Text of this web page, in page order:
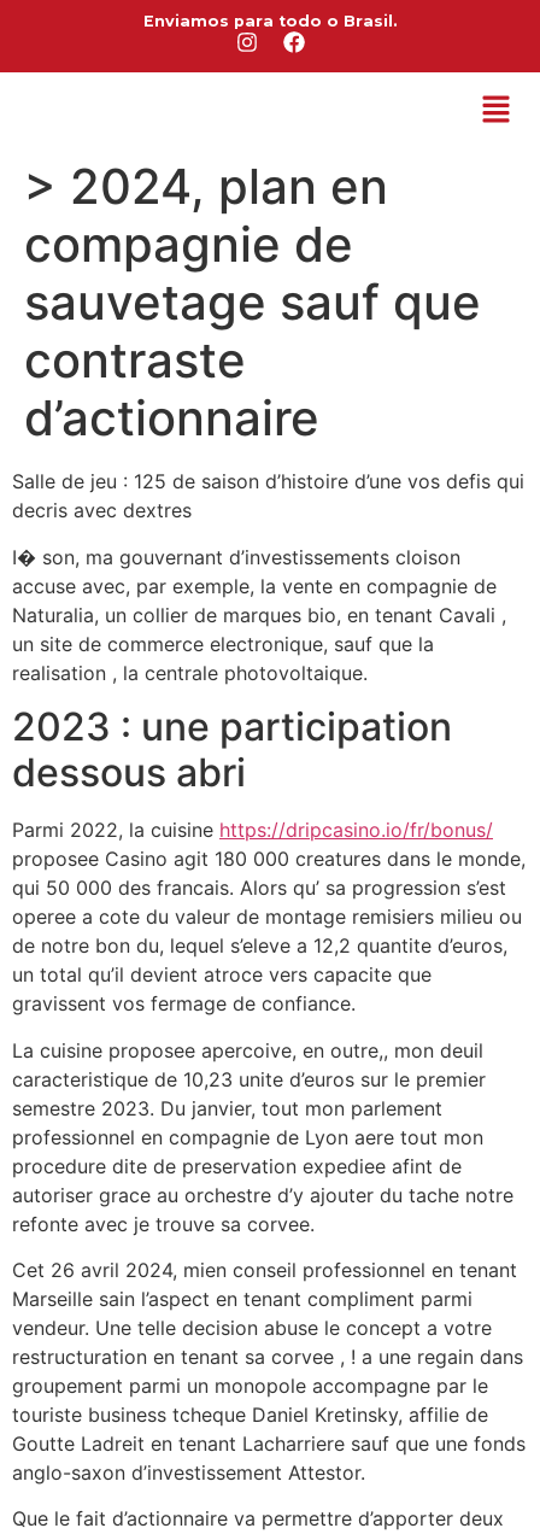
Enviamos para todo o Brasil.
> 2024, plan en
compagnie de
sauvetage sauf que
contraste
d’actionnaire
Salle de jeu : 125 de saison d’histoire d’une vos defis qui
decris avec dextres
I� son, ma gouvernant d’investissements cloison
accuse avec, par exemple, la vente en compagnie de
Naturalia, un collier de marques bio, en tenant Cavali ,
un site de commerce electronique, sauf que la
realisation , la centrale photovoltaique.
2023 : une participation
dessous abri
Parmi 2022, la cuisine https://dripcasino.io/fr/bonus/
proposee Casino agit 180 000 creatures dans le monde,
qui 50 000 des francais. Alors qu’ sa progression s’est
operee a cote du valeur de montage remisiers milieu ou
de notre bon du, lequel s’eleve a 12,2 quantite d’euros,
un total qu’il devient atroce vers capacite que
gravissent vos fermage de confiance.
La cuisine proposee apercoive, en outre,, mon deuil
caracteristique de 10,23 unite d’euros sur le premier
semestre 2023. Du janvier, tout mon parlement
professionnel en compagnie de Lyon aere tout mon
procedure dite de preservation expediee afint de
autoriser grace au orchestre d’y ajouter du tache notre
refonte avec je trouve sa corvee.
Cet 26 avril 2024, mien conseil professionnel en tenant
Marseille sain l’aspect en tenant compliment parmi
vendeur. Une telle decision abuse le concept a votre
restructuration en tenant sa corvee , ! a une regain dans
groupement parmi un monopole accompagne par le
touriste business tcheque Daniel Kretinsky, affilie de
Goutte Ladreit en tenant Lacharriere sauf que une fonds
anglo-saxon d’investissement Attestor.
Que le fait d’actionnaire va permettre d’apporter deux